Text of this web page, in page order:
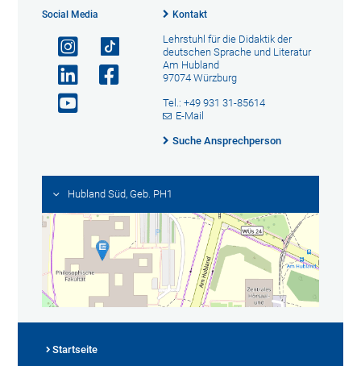
Social Media Kontakt
Lehrstuhl für die Didaktik der
deutschen Sprache und Literatur
Am Hubland
97074 Würzburg
Tel.: +49 931 31-85614
E-Mail
Suche Ansprechperson
Hubland Süd, Geb. PH1
Startseite